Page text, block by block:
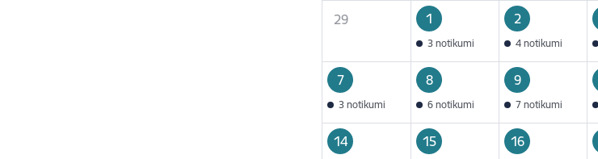
29
1
3 notikumi
2
4 notikumi
7
3 notikumi
8
6 notikumi
9
7 notikumi
14 15 16